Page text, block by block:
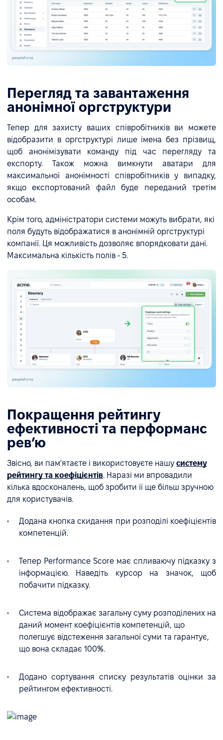
Перегляд та завантаження
анонімної оргструктури
Тепер для захисту ваших співробітників ви можете
відобразити в оргструктурі лише імена без прізвищ,
щоб анонімізувати команду під час перегляду та
експорту. Також можна вимкнути аватари для
максимальної анонімності співробітників у випадку,
якщо експортований файл буде переданий третім
особам.
Крім того, адміністратори системи можуть вибрати, які
поля будуть відображатися в анонімній оргструктурі
компанії. Ця можливість дозволяє впорядковати дані.
Максимальна кількість полів - 5.
Покращення рейтингу
ефективності та перформанс
ревʼю
Звісно, ви пам'ятаєте і використовуєте нашу систему
рейтингу та коефіцієнтів. Наразі ми впровадили
кілька вдосконалень, щоб зробити її ще більш зручною
для користувачів.
Додана кнопка скидання при розподілі коефіцієнтів
компетенцій.
Тепер Performance Score має спливаючу підказку з
інформацією. Наведіть курсор на значок, щоб
побачити підказку.
Система відображає загальну суму розподілених на
даний момент коефіцієнтів компетенцій, що
полегшує відстеження загальної суми та гарантує,
що вона складає 100%.
Додано сортування списку результатів оцінки за
рейтингом ефективності.